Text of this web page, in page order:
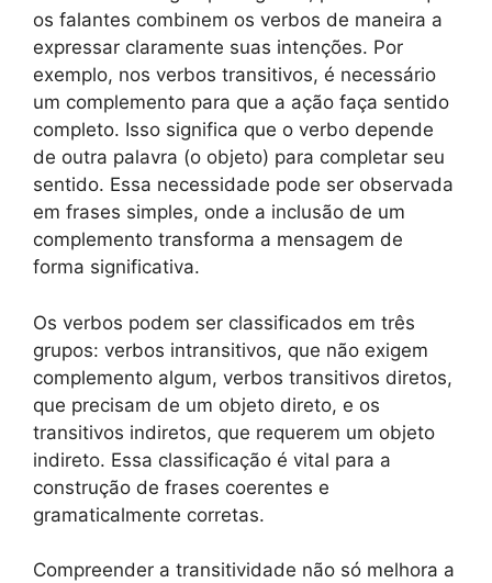
os falantes combinem os verbos de maneira a
expressar claramente suas intenções. Por
exemplo, nos verbos transitivos, é necessário
um complemento para que a ação faça sentido
completo. Isso significa que o verbo depende
de outra palavra (o objeto) para completar seu
sentido. Essa necessidade pode ser observada
em frases simples, onde a inclusão de um
complemento transforma a mensagem de
forma significativa.
Os verbos podem ser classificados em três
grupos: verbos intransitivos, que não exigem
complemento algum, verbos transitivos diretos,
que precisam de um objeto direto, e os
transitivos indiretos, que requerem um objeto
indireto. Essa classificação é vital para a
construção de frases coerentes e
gramaticalmente corretas.
Compreender a transitividade não só melhora a